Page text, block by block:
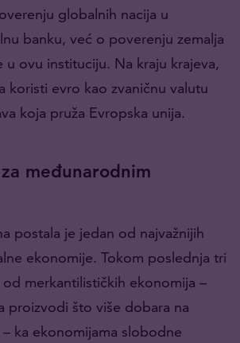
globalnih nacija u
banku, već o poverenju zemalja
u ovu instituciju. Na kraju krajeva,
koristi evro kao zvaničnu valutu
koja pruža Evropska unija.
međunarodnim
postala je jedan od najvažnijih
ekonomije. Tokom poslednja tri
merkantilističkih ekonomija –
proizvodi što više dobara na
ka ekonomijama slobodne